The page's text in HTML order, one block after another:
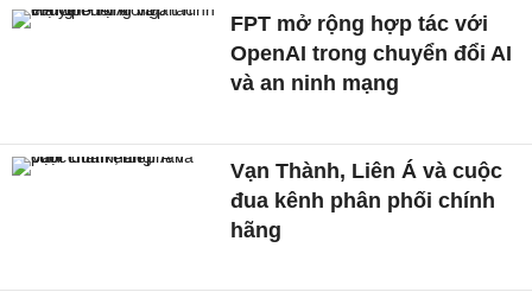
FPT mở rộng hợp tác với
OpenAI trong chuyển đổi AI
và an ninh mạng
Vạn Thành, Liên Á và cuộc
đua kênh phân phối chính
hãng